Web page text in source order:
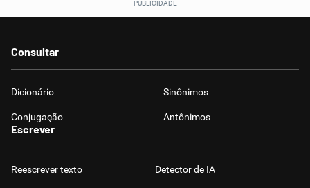
Consultar
Dicionário Sinônimos
Conjugação Antônimos
Escrever
Reescrever texto Detector de IA